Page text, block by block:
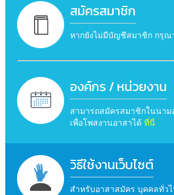
สมัครสมาชิก
หากยังไม่มีบัญชีสมาชิก กรุณ
องค์กร / หน่วยงาน
สามารถสมัครสมาชิกในนาม
เพื่อโพสงานอาสาได้ ที่นี่
วิธีใช้งานเว็บไซต์
สำหรับอาสาสมัคร บุคคลทั่ว